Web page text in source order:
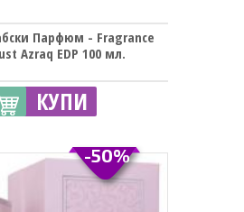
Парфюм - Fragrance
Azraq EDP 100 мл.
КУПИ
-50%